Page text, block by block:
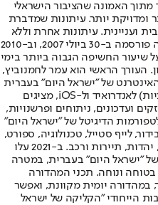
האמונה שהציבור הישראלי
ומדויקת יותר. עיתונות שמדברת
ועניינית. עיתונות אחרת וללא
תשלום. המהדורה המודפסת הראשונה פורסמה ב-30 ביולי 2007, וב-2010
שיעור החשיפה הגבוה ביותר בימי
העורך הראשי הוא עמר לחמנוביץ,
של "ישראל היום" בעברית
ובאנגלית, כמו כן היישומונים (אפליקציות) לאנדרואיד ול-iOS, מציגים
ועדכונים, ניתוחים ופרשנויות,
הדיגיטל של "ישראל היום"
לייף סטייל, טכנולוגיה, ספורט,
כלכלה וצרכנות, בריאות, חיילים, אוכל, יהדות, תיירות ורכב. ב-2021 עלו
"ישראל היום" בעברית, במטרה
ונוחה. תכני המהדורה
במהדורה יומית מקוונת, ואפשר
הייחודי "הקליקה של ישראל